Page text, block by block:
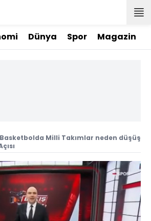
Dünya Spor Magazin
Basketbolda Milli Takımlar neden düşüş